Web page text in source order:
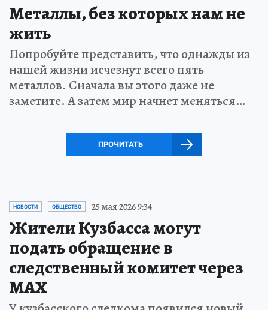
Металлы, без которых нам не
жить
Попробуйте представить, что однажды из
нашей жизни исчезнут всего пять
металлов. Сначала вы этого даже не
заметите. А затем мир начнет меняться…
ПРОЧИТАТЬ
НОВОСТИ ОБЩЕСТВО 25 мая 2026 9:34
Жители Кузбасса могут
подать обращение в
следственный комитет через
МАХ